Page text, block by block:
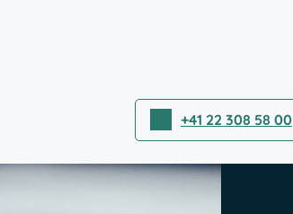
+41 22 308 58 00